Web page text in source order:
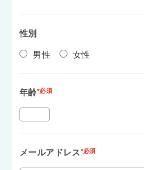
性別
男性 女性
年齢*必須
メールアドレス*必須